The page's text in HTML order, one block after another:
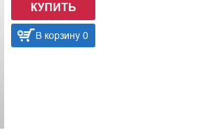
КУПИТЬ
В корзину 0